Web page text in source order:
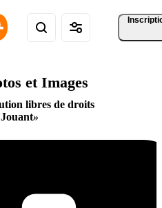
et Images
libres de droits